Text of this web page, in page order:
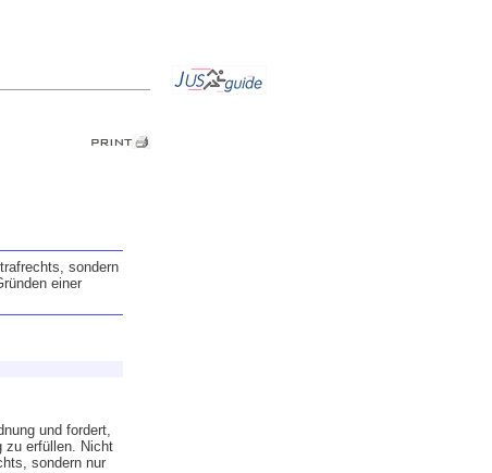
sondern
einer
und fordert,
zu erfüllen. Nicht
sondern nur